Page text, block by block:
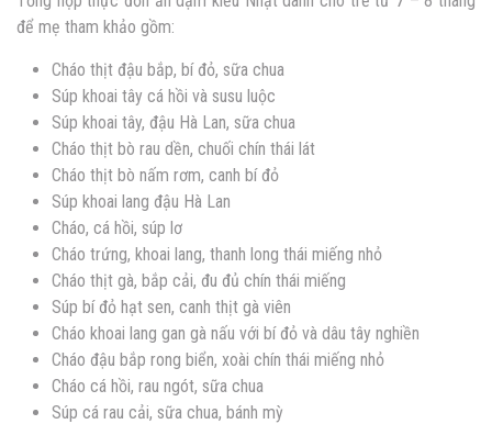
để mẹ tham khảo gồm:
Cháo thịt đậu bắp, bí đỏ, sữa chua
Súp khoai tây cá hồi và susu luộc
Súp khoai tây, đậu Hà Lan, sữa chua
Cháo thịt bò rau dền, chuối chín thái lát
Cháo thịt bò nấm rơm, canh bí đỏ
Súp khoai lang đậu Hà Lan
Cháo, cá hồi, súp lơ
Cháo trứng, khoai lang, thanh long thái miếng nhỏ
Cháo thịt gà, bắp cải, đu đủ chín thái miếng
Súp bí đỏ hạt sen, canh thịt gà viên
Cháo khoai lang gan gà nấu với bí đỏ và dâu tây nghiền
Cháo đậu bắp rong biển, xoài chín thái miếng nhỏ
Cháo cá hồi, rau ngót, sữa chua
Súp cá rau cải, sữa chua, bánh mỳ